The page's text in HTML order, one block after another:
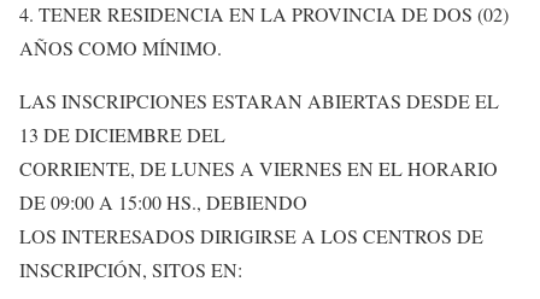
4. TENER RESIDENCIA EN LA PROVINCIA DE DOS (02)
AÑOS COMO MÍNIMO.
LAS INSCRIPCIONES ESTARAN ABIERTAS DESDE EL
13 DE DICIEMBRE DEL
CORRIENTE, DE LUNES A VIERNES EN EL HORARIO
DE 09:00 A 15:00 HS., DEBIENDO
LOS INTERESADOS DIRIGIRSE A LOS CENTROS DE
INSCRIPCIÓN, SITOS EN: